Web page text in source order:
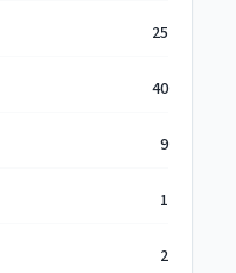
25
40
9
1
2